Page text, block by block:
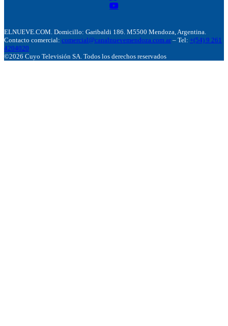
ELNUEVE.COM. Domicillo: Garibaldi 186. M5500 Mendoza, Argentina.
Contacto comercial: comercial@canalnuevemendoza.com.ar – Tel: +(54) 9 261
4204020
©2026 Cuyo Televisión SA. Todos los derechos reservados